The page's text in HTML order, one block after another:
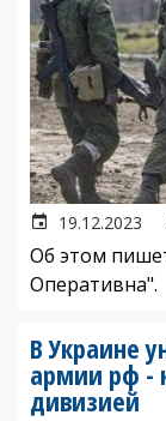
19.12.2023
Об этом
Оперативна".
В Украине
армии рф -
дивизией